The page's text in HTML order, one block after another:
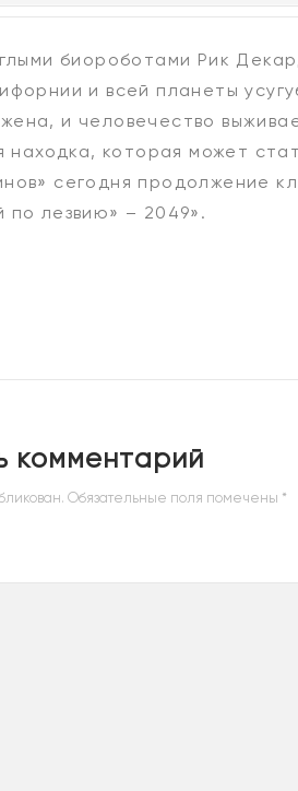
биороботами Рик
и всей планеты
и человечество
которая может
сегодня продолжение
по лезвию» – 2049».
комментарий
Обязательные поля помечены *